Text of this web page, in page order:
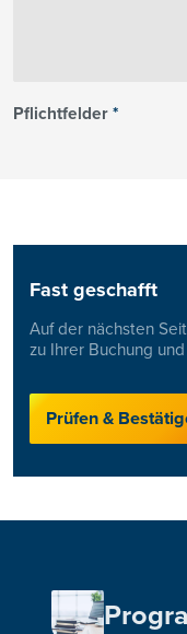
Pflichtfelder*
Fast geschafft
Auf der nächsten
zu Ihrer Buchung
Prüfen &